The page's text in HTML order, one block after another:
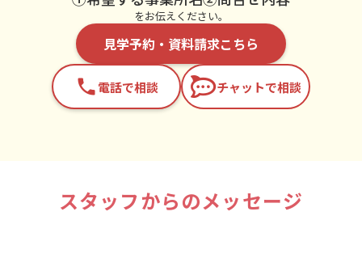
をお伝えください。
見学予約・資料請求こちら
phone電話で相談 チャットで相談
スタッフからのメッセージ